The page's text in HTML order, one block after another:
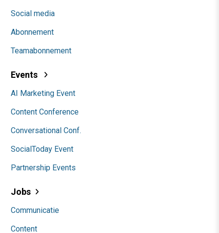
Social media
Abonnement
Teamabonnement
Events
AI Marketing Event
Content Conference
Conversational Conf.
SocialToday Event
Partnership Events
Jobs
Communicatie
Content